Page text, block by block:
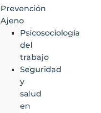
Prevención
Ajeno
Psicosociología
del
trabajo
Seguridad
y
salud
en